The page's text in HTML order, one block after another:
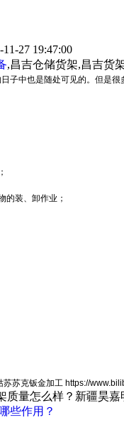
27 19:47:00
,昌吉仓储货架,昌吉货
子中也是随处可见的。但是很
的装、卸作业；
苏克钣金加工 https://
量怎么样？新疆昊
些作用？